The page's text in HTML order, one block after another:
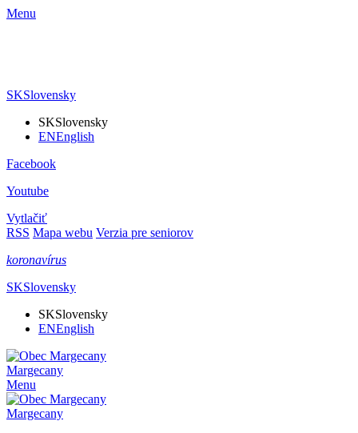
Menu
SKSlovensky
SKSlovensky
ENEnglish
Facebook
Youtube
Vytlačiť
RSS Mapa webu Verzia pre seniorov
koronavírus
SKSlovensky
SKSlovensky
ENEnglish
Margecany
Menu
Margecany